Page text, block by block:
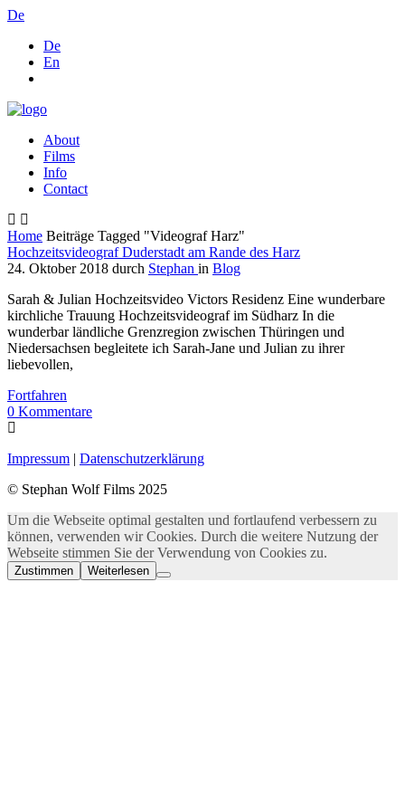
De
De
En
About
Films
Info
Contact
Home Beiträge Tagged "Videograf Harz"
Hochzeitsvideograf Duderstadt am Rande des Harz
24. Oktober 2018 durch Stephan in Blog
Sarah & Julian Hochzeitsvideo Victors Residenz Eine wunderbare
kirchliche Trauung Hochzeitsvideograf im Südharz In die
wunderbar ländliche Grenzregion zwischen Thüringen und
Niedersachsen begleitete ich Sarah-Jane und Julian zu ihrer
liebevollen,
Fortfahren
0 Kommentare
Impressum | Datenschutzerklärung
© Stephan Wolf Films 2025
Um die Webseite optimal gestalten und fortlaufend verbessern zu
können, verwenden wir Cookies. Durch die weitere Nutzung der
Webseite stimmen Sie der Verwendung von Cookies zu.
Zustimmen Weiterlesen